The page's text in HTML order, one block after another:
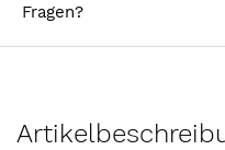
Fragen?